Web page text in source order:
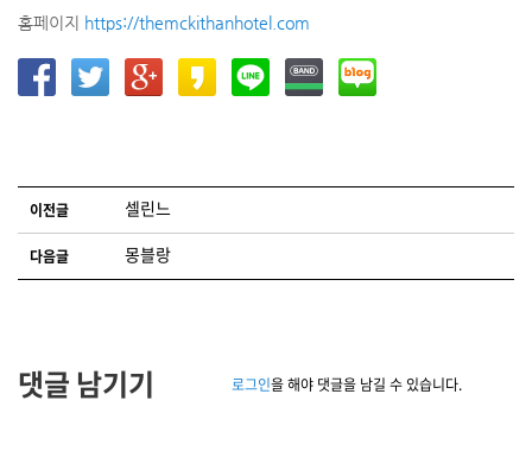
홈페이지 https://themckithanhotel.com
글 네비게이션
이전글 셀린느
다음글 몽블랑
댓글 남기기 로그인을 해야 댓글을 남길 수 있습니다.